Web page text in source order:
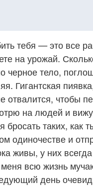
тебя — это все
на урожай.
черное тело,
Гигантская
отвалится, чтобы
на людей и
бросать таких,
одиночестве и
живы, у них
всю жизнь
день